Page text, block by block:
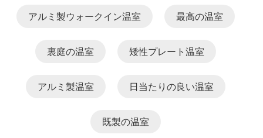
アルミ製ウォークイン温室 最高の温室
裏庭の温室 矮性プレート温室
アルミ製温室 日当たりの良い温室
既製の温室